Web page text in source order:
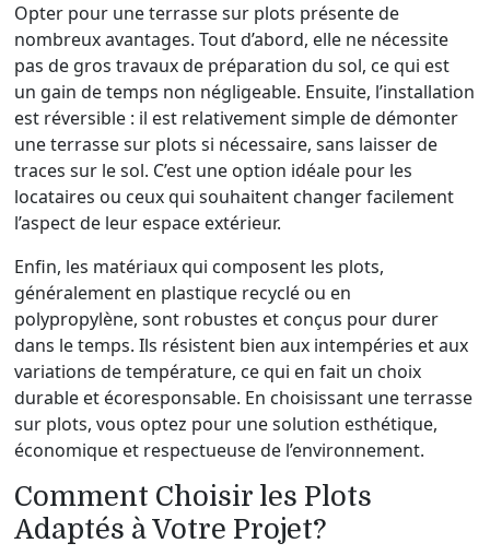
Opter pour une terrasse sur plots présente de
nombreux avantages. Tout d’abord, elle ne nécessite
pas de gros travaux de préparation du sol, ce qui est
un gain de temps non négligeable. Ensuite, l’installation
est réversible : il est relativement simple de démonter
une terrasse sur plots si nécessaire, sans laisser de
traces sur le sol. C’est une option idéale pour les
locataires ou ceux qui souhaitent changer facilement
l’aspect de leur espace extérieur.
Enfin, les matériaux qui composent les plots,
généralement en plastique recyclé ou en
polypropylène, sont robustes et conçus pour durer
dans le temps. Ils résistent bien aux intempéries et aux
variations de température, ce qui en fait un choix
durable et écoresponsable. En choisissant une terrasse
sur plots, vous optez pour une solution esthétique,
économique et respectueuse de l’environnement.
Comment Choisir les Plots
Adaptés à Votre Projet?